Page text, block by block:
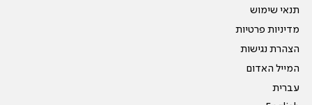
תנאי שימוש
מדיניות פרטיות
הצהרת נגישות
המייל האדום
עברית